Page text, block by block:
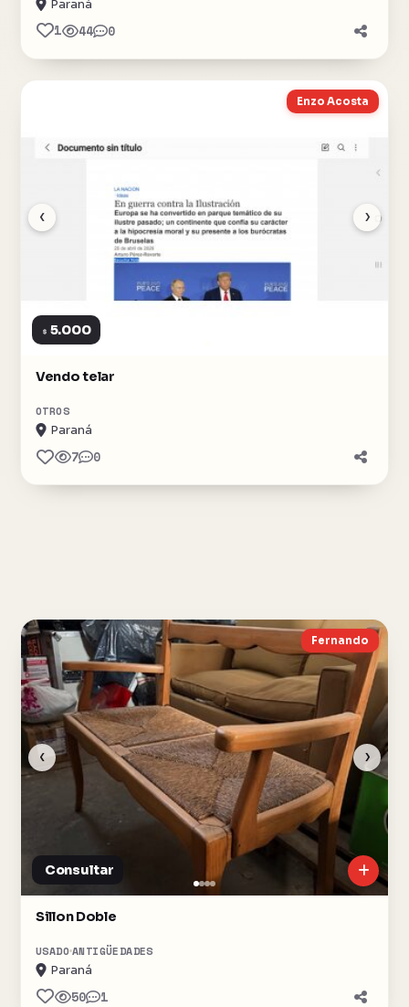
Paraná
1 44 0
‹ ›
Enzo Acosta
$ 5.000
Vendo telar
OTROS
Paraná
7 0
‹ ›
Fernando
Consultar
Sillon Doble
USADO ANTIGÜEDADES
Paraná
50 1